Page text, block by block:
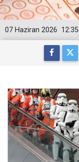
12:35
07 Haziran 2026